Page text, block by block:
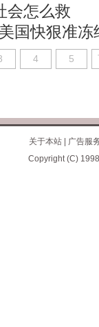
会怎么救
国快狠准冻
4 5
关于本站|
广告服
Copyright (C)